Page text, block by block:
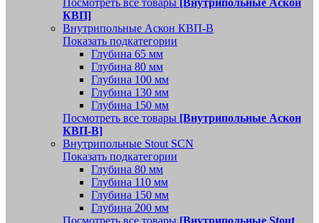
Посмотреть все товары [Внутрипольные Аскон
КВП]
Внутрипольные Аскон КВП-В
Показать подкатегории
Глубина 65 мм
Глубина 80 мм
Глубина 100 мм
Глубина 130 мм
Глубина 150 мм
Посмотреть все товары [Внутрипольные Аскон
КВП-В]
Внутрипольные Stout SCN
Показать подкатегории
Глубина 80 мм
Глубина 110 мм
Глубина 150 мм
Глубина 200 мм
Посмотреть все товары [Внутрипольные Stout